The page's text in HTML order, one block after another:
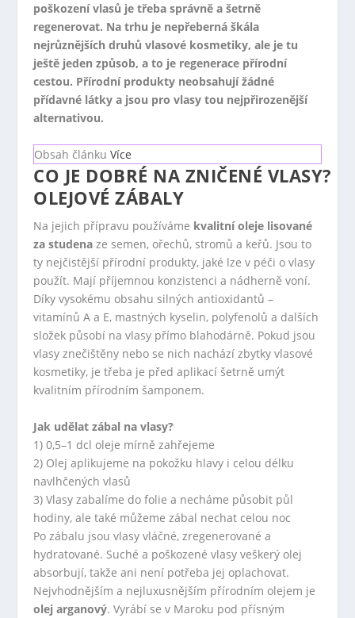
poškození vlasů je třeba správně a šetrně
regenerovat. Na trhu je nepřeberná škála
nejrůznějších druhů vlasové kosmetiky, ale je tu
ještě jeden způsob, a to je regenerace přírodní
cestou. Přírodní produkty neobsahují žádné
přídavné látky a jsou pro vlasy tou nejpřirozenější
alternativou.
Obsah článku Více
CO JE DOBRÉ NA ZNIČENÉ VLASY?
OLEJOVÉ ZÁBALY
Na jejich přípravu používáme kvalitní oleje lisované
za studena ze semen, ořechů, stromů a keřů. Jsou to
ty nejčistější přírodní produkty, jaké lze v péči o vlasy
použít. Mají příjemnou konzistenci a nádherně voní.
Díky vysokému obsahu silných antioxidantů –
vitamínů A a E, mastných kyselin, polyfenolů a dalších
složek působí na vlasy přímo blahodárně. Pokud jsou
vlasy znečištěny nebo se nich nachází zbytky vlasové
kosmetiky, je třeba je před aplikací šetrně umýt
kvalitním přírodním šamponem.
Jak udělat zábal na vlasy?
1) 0,5–1 dcl oleje mírně zahřejeme
2) Olej aplikujeme na pokožku hlavy i celou délku
navlhčených vlasů
3) Vlasy zabalíme do folie a necháme působit půl
hodiny, ale také můžeme zábal nechat celou noc
Po zábalu jsou vlasy vláčné, zregenerované a
hydratované. Suché a poškozené vlasy veškerý olej
absorbují, takže ani není potřeba jej oplachovat.
Nejvhodnějším a nejluxusnějším přírodním olejem je
olej arganový. Vyrábí se v Maroku pod přísným